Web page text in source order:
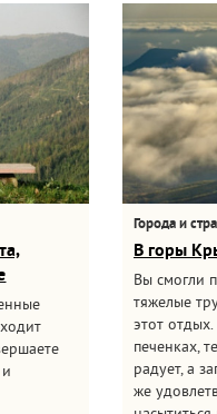
Города и
В горы
Вы смогли
тяжелые
этот
печенках,
радует, а
же